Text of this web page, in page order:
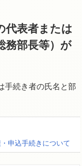
代表者または
務部長等）が
手続き者の氏名と部
・申込手続きについて